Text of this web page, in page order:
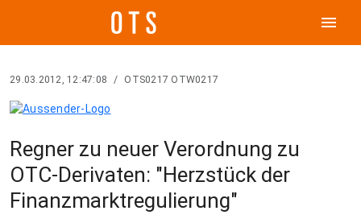
menu
29.03.2012, 12:47:08 / OTS0217 OTW0217
Regner zu neuer Verordnung zu
OTC-Derivaten: "Herzstück der
Finanzmarktregulierung"